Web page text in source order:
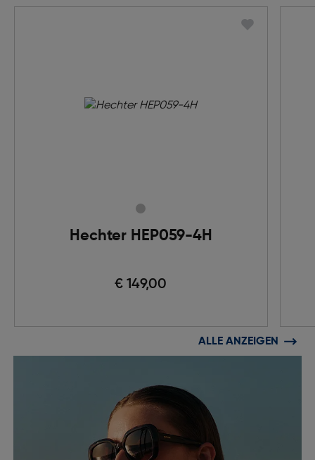
Hechter HEP059-4H
€ 149,00
ALLE ANZEIGEN